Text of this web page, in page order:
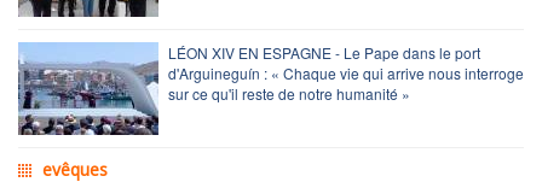
LÉON XIV EN ESPAGNE - Le Pape dans le port
d'Arguineguín : « Chaque vie qui arrive nous interroge
sur ce qu'il reste de notre humanité »
evêques